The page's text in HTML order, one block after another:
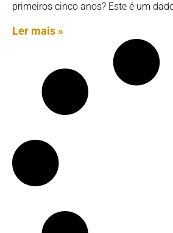
primeiros cinco anos? Este é um
Ler mais »